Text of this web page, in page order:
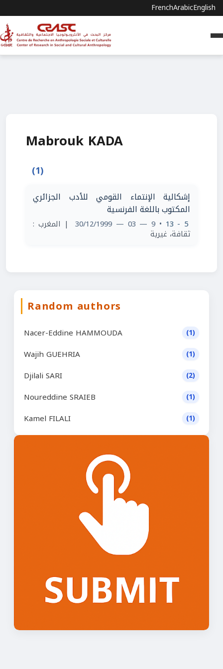
FrenchArabicEnglish
Mabrouk KADA
(1)
إشكالية الإنتماء القومي للأدب الجزائري
المكتوب باللغة الفرنسية
5 - 13
• 9 — 03 — 30/12/1999 | المغرب :
ثقافة، غيرية
Random authors
Nacer-Eddine HAMMOUDA (1)
Wajih GUEHRIA (1)
Djilali SARI (2)
Noureddine SRAIEB (1)
Kamel FILALI (1)